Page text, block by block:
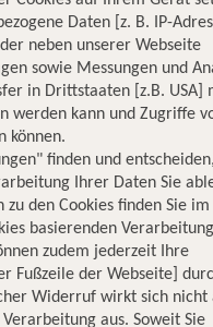
Daten [z. B. IP-
neben unserer Webseite
sowie Messungen und
in Drittstaaten [z.B. USA]
werden kann und Zugriffe
können.
finden und
Ihrer Daten Sie
den Cookies finden Sie im
basierenden
zudem jederzeit Ihre
Fußzeile der Webseite]
Widerruf wirkt sich nicht
aus. Soweit Sie